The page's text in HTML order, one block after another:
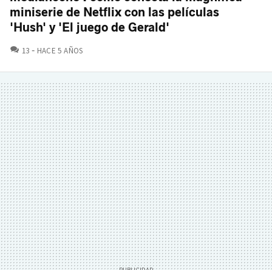
miniserie de Netflix con las películas
'Hush' y 'El juego de Gerald'
13 COMENTARIOS
HACE 5 AÑOS